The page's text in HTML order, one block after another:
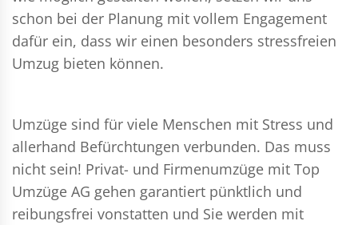
schon bei der Planung mit vollem Engagement
dafür ein, dass wir einen besonders stressfreien
Umzug bieten können.
Umzüge sind für viele Menschen mit Stress und
allerhand Befürchtungen verbunden. Das muss
nicht sein! Privat- und Firmenumzüge mit Top
Umzüge AG gehen garantiert pünktlich und
reibungsfrei vonstatten und Sie werden mit